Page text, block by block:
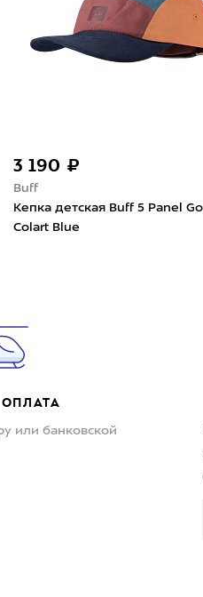
3 190 ₽
Buff
Кепка детская Buff 5 Panel Go
Colart Blue
или банковской